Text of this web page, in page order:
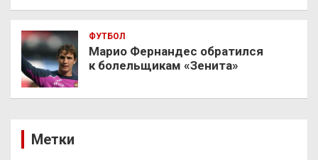
ФУТБОЛ
Марио Фернандес обратился
к болельщикам «Зенита»
Метки